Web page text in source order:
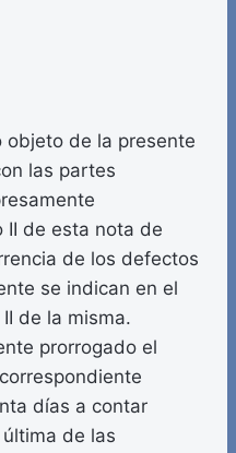
objeto de la presente
las partes
II de esta nota de
de los defectos
se indican en el
de la misma.
prorrogado el
días a contar
de las